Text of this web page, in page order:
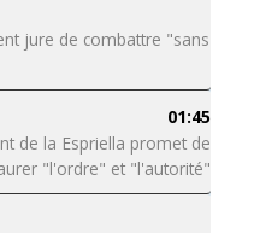
jure de combattre "sans
01:45
de la Espriella promet de
"l'ordre" et "l'autorité"